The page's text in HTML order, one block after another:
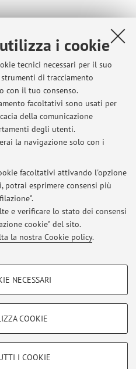
i cookie
tecnici necessari per il suo
di tracciamento
con il tuo consenso.
facoltativi sono usati per
della comunicazione
degli utenti.
la navigazione solo con i
facoltativi attivando l'opzione
potrai esprimere consensi più
e verificare lo stato dei consensi
cookie" del sito.
la nostra Cookie policy.
NECESSARI
COOKIE
I COOKIE
avvisi
MZ (sede di Bologna) ed
e Diritto Finanziario (sede
12 marzo 2026 - anticipo ore
2026 Ravenna
i contenuti del sito.
- Partita IVA: 01131710376